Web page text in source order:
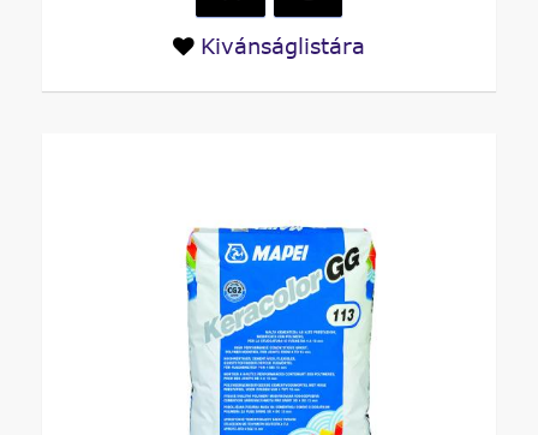
Kivánságlistára